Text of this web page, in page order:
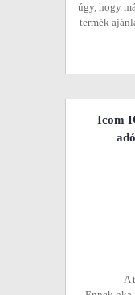
úgy, hogy
termék
Icom
A